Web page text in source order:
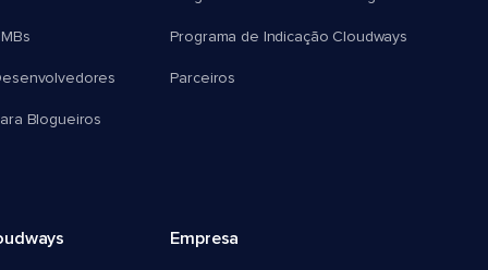
Blogueiros
Programa de Indicação Cloudways
Parceiros
Empresa